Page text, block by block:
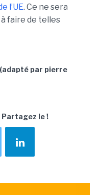
l’UE. Ce ne sera
faire de telles
par pierre
Partagez le !